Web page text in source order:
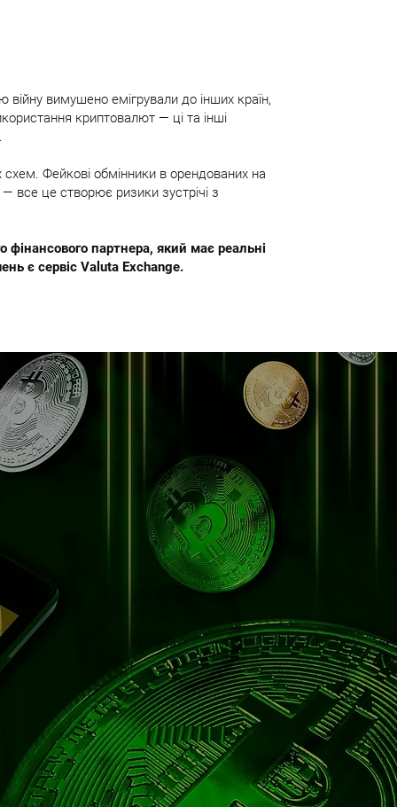
війну вимушено емігрували до інших країн,
криптовалют — ці та інші
схем. Фейкові обмінники в орендованих на
все це створює ризики зустрічі з
партнера, який має реальні
є сервіс Valuta Exchange.